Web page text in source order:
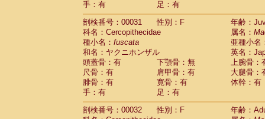
CercopithecidaeMacaca fuscata
CercopithecidaeMacaca maura(4)
Cercopithecidae Macaca mulatta(102)
Cercopithecidae Macaca nemestrina(6)
Cercopithecidae Macaca nigra(1)
CercopithecidaeMacaca radiata(36)
CercopithecidaeMacaca silenus(0)
CercopithecidaeMacaca sinica (1)
CercopithecidaeMacaca sylvanus
CercopithecidaeMacaca thibetana (0)
手：有
足：有
剖検番号：00031
性別：F
年齢：
科名：Cercopithecidae
属名：
種小名： fuscata
亜種小名
和名：ヤクニホンザル
英名：
頭蓋骨：有
下顎骨：無
上腕骨：
尺骨：有
肩甲骨：有
大腿骨：
腓骨：有
寛骨：有
体幹：有
手：有
足：有
剖検番号：00032
性別：F
年齢：